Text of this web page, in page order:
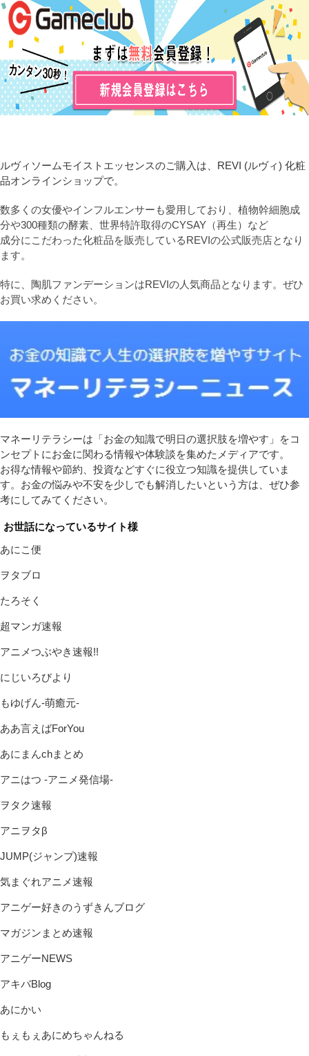
ルヴィソームモイストエッセンスのご購入は、REVI (ルヴィ) 化粧
品オンラインショップで。
数多くの女優やインフルエンサーも愛用しており、植物幹細胞成
分や300種類の酵素、世界特許取得のCYSAY（再生）など
成分にこだわった化粧品を販売しているREVIの公式販売店となり
ます。
特に、陶肌ファンデーションはREVIの人気商品となります。ぜひ
お買い求めください。
マネーリテラシーは「お金の知識で明日の選択肢を増やす」をコ
ンセプトにお金に関わる情報や体験談を集めたメディアです。
お得な情報や節約、投資などすぐに役立つ知識を提供していま
す。お金の悩みや不安を少しでも解消したいという方は、ぜひ参
考にしてみてください。
お世話になっているサイト様
あにこ便
ヲタブロ
たろそく
超マンガ速報
アニメつぶやき速報!!
にじいろびより
もゆげん-萌癒元-
ああ言えばForYou
あにまんchまとめ
アニはつ -アニメ発信場-
ヲタク速報
アニヲタβ
JUMP(ジャンプ)速報
気まぐれアニメ速報
アニゲー好きのうずきんブログ
マガジンまとめ速報
アニゲーNEWS
アキバBlog
あにかい
もぇもぇあにめちゃんねる